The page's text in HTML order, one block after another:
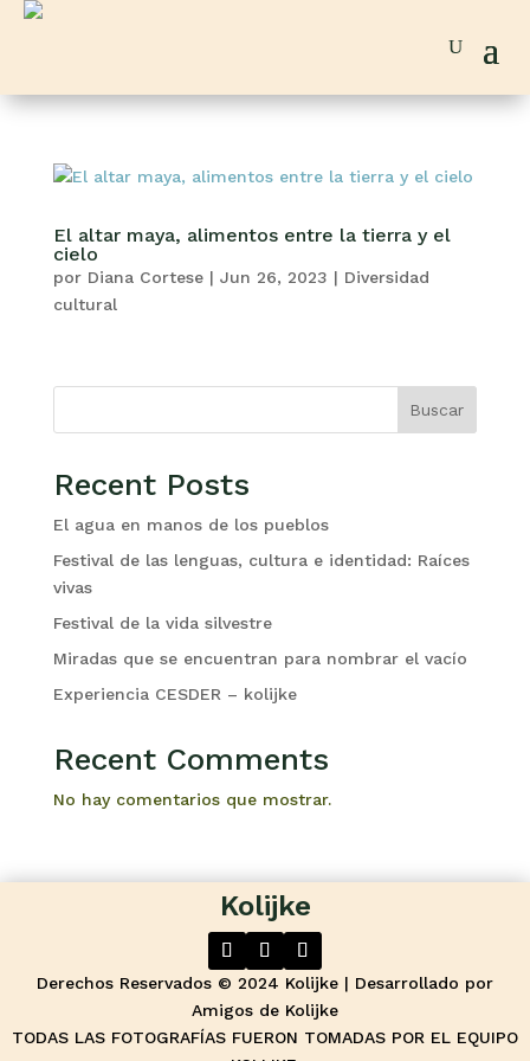
El altar maya, alimentos entre la tierra y el
cielo
por Diana Cortese| Jun 26, 2023 | Diversidad
cultural
Buscar
Recent Posts
El agua en manos de los pueblos
Festival de las lenguas, cultura e identidad: Raíces
vivas
Festival de la vida silvestre
Miradas que se encuentran para nombrar el vacío
Experiencia CESDER – kolijke
Recent Comments
No hay comentarios que mostrar.
Kolijke
Derechos Reservados © 2024 Kolijke | Desarrollado por
Amigos de Kolijke
TODAS LAS FOTOGRAFÍAS FUERON TOMADAS POR EL EQUIPO